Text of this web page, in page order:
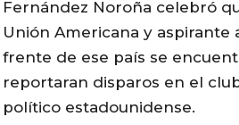
Fernández Noroña celebró
Unión Americana y aspirante
frente de ese país se
reportaran disparos en el
político estadounidense.